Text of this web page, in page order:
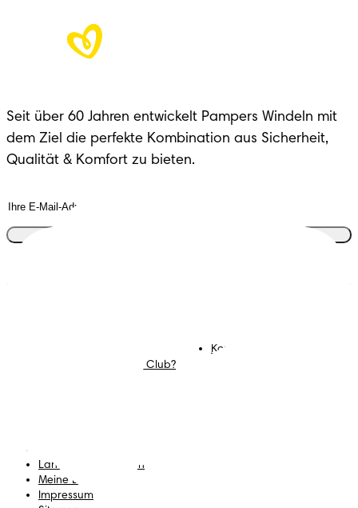
Seit über 60 Jahren entwickelt Pampers Windeln mit
dem Ziel die perfekte Kombination aus Sicherheit,
Qualität & Komfort zu bieten.
Was ist der Pampers Club?
Kontakt
Land/Region ändern
Meine Daten
Impressum